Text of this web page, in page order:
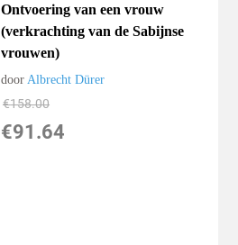
Ontvoering van een vrouw
(verkrachting van de Sabijnse
vrouwen)
door Albrecht Dürer
€158.00
€91.64